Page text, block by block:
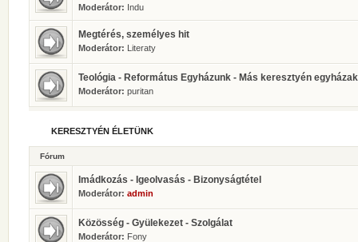
Moderátor: Indu
Megtérés, személyes hit
Moderátor: Literaty
Teológia - Református Egyházunk - Más keresztyén egyházak
Moderátor: puritan
KERESZTYÉN ÉLETÜNK
Fórum
Imádkozás - Igeolvasás - Bizonyságtétel
Moderátor: admin
Közösség - Gyülekezet - Szolgálat
Moderátor: Fony